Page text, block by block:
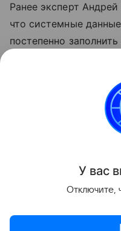
Ранее эксперт
что системные
постепенно
У вас
Отключите,